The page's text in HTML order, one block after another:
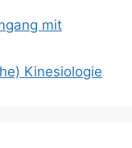
mit
Kinesiologie